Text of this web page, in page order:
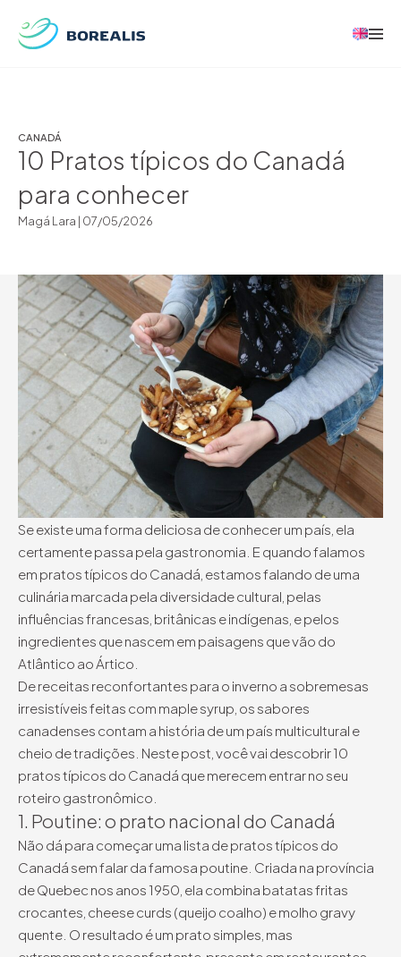
CANADÁ
10 Pratos típicos do Canadá
para conhecer
Magá Lara | 07/05/2026
Se existe uma forma deliciosa de conhecer um país, ela
certamente passa pela gastronomia. E quando falamos
em pratos típicos do Canadá, estamos falando de uma
culinária marcada pela diversidade cultural, pelas
influências francesas, britânicas e indígenas, e pelos
ingredientes que nascem em paisagens que vão do
Atlântico ao Ártico.
De receitas reconfortantes para o inverno a sobremesas
irresistíveis feitas com maple syrup, os sabores
canadenses contam a história de um país multicultural e
cheio de tradições. Neste post, você vai descobrir 10
pratos típicos do Canadá que merecem entrar no seu
roteiro gastronômico.
1. Poutine: o prato nacional do Canadá
Não dá para começar uma lista de pratos típicos do
Canadá sem falar da famosa poutine. Criada na província
de Quebec nos anos 1950, ela combina batatas fritas
crocantes, cheese curds (queijo coalho) e molho gravy
quente. O resultado é um prato simples, mas